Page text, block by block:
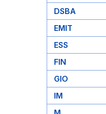
DSBA
EMIT
ESS
FIN
GIO
IM